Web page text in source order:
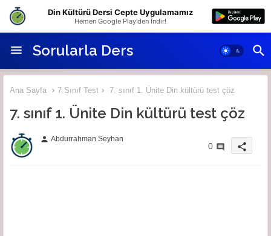
Sorularla Ders
Ana Sayfa 7.Sınıf Test 7. sınıf 1. Ünite Din kültürü test çöz
7. sınıf 1. Ünite Din kültürü test çöz
person Abdurrahman Seyhan
0 share
Din Kültürü Dersi Cepte Uygulamamız
Hemen Google Play'den İndir!